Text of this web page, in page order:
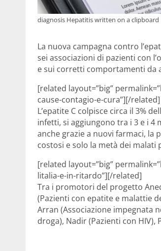
diagnosis Hepatitis written on a clipboard
La nuova campagna contro
sei associazioni di pazienti con
e sui corretti comportamenti da
[related layout=”big”
cause-contagio-e-cura”][/related]
L’epatite C colpisce circa il 3%
infetti, si aggiungono tra i 3 e i 4
anche grazie a nuovi farmaci, la
costosi e solo la metà dei malati
[related layout=”big”
litalia-e-in-ritardo”][/related]
Tra i promotori del progetto
(Pazienti con epatite e malattie
Arran (Associazione impegnata
droga), Nadir (Pazienti con HIV),